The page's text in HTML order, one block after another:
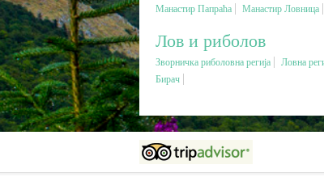
Манастир Папраћа Манастир Ловница
Лов и риболов
Зворничка риболовна регија
Ловна
Бирач